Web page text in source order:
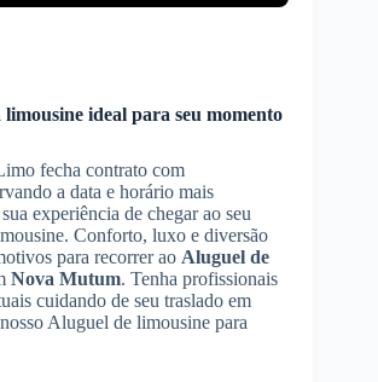
ideal para seu momento
fecha contrato com
a data e horário mais
experiência de chegar ao seu
Conforto, luxo e diversão
para recorrer ao Aluguel de
Nova Mutum. Tenha profissionais
cuidando de seu traslado em
Aluguel de limousine para